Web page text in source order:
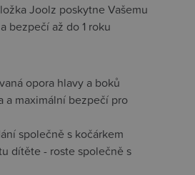
Joolz poskytne Vašemu
bezpečí až do 1 roku
opora hlavy a boků
a maximální bezpečí pro
společně s kočárkem
dítěte - roste společně s